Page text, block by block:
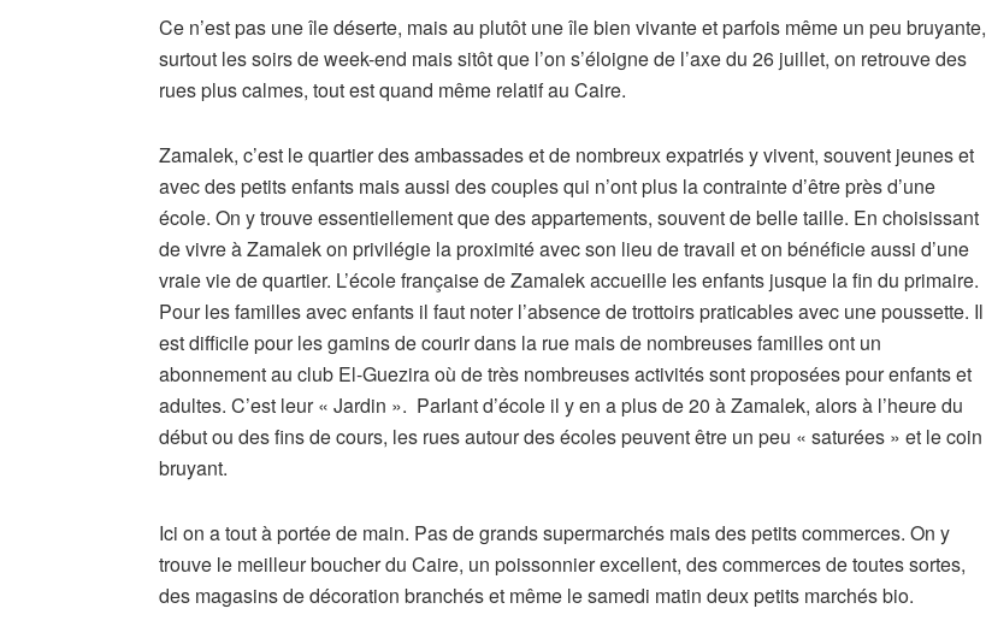
Ce n’est pas une île déserte, mais au plutôt une île bien vivante et parfois même un peu bruyante,
surtout les soirs de week-end mais sitôt que l’on s’éloigne de l’axe du 26 juillet, on retrouve des
rues plus calmes, tout est quand même relatif au Caire.
Zamalek, c’est le quartier des ambassades et de nombreux expatriés y vivent, souvent jeunes et
avec des petits enfants mais aussi des couples qui n’ont plus la contrainte d’être près d’une
école. On y trouve essentiellement que des appartements, souvent de belle taille. En choisissant
de vivre à Zamalek on privilégie la proximité avec son lieu de travail et on bénéficie aussi d’une
vraie vie de quartier. L’école française de Zamalek accueille les enfants jusque la fin du primaire.
Pour les familles avec enfants il faut noter l’absence de trottoirs praticables avec une poussette. Il
est difficile pour les gamins de courir dans la rue mais de nombreuses familles ont un
abonnement au club El-Guezira où de très nombreuses activités sont proposées pour enfants et
adultes. C’est leur « Jardin ». Parlant d’école il y en a plus de 20 à Zamalek, alors à l’heure du
début ou des fins de cours, les rues autour des écoles peuvent être un peu « saturées » et le coin
bruyant.
Ici on a tout à portée de main. Pas de grands supermarchés mais des petits commerces. On y
trouve le meilleur boucher du Caire, un poissonnier excellent, des commerces de toutes sortes,
des magasins de décoration branchés et même le samedi matin deux petits marchés bio.